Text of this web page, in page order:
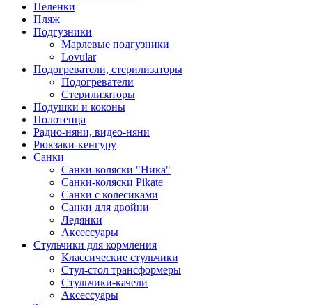
Пеленки
Пляж
Подгузники
Марлевые подгузники
Lovular
Подогреватели, стерилизаторы
Подогреватели
Стерилизаторы
Подушки и коконы
Полотенца
Радио-няни, видео-няни
Рюкзаки-кенгуру
Санки
Санки-коляски "Ника"
Санки-коляски Pikate
Санки с колесиками
Санки для двойни
Ледянки
Аксессуары
Стульчики для кормления
Классические стульчики
Стул-стол трансформеры
Стульчики-качели
Аксессуары